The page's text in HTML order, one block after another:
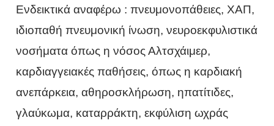
Ενδεικτικά αναφέρω : πνευμονοπάθειες, ΧΑΠ,
ιδιοπαθή πνευμονική ίνωση, νευροεκφυλιστικά
νοσήματα όπως η νόσος Αλτσχάιμερ,
καρδιαγγειακές παθήσεις, όπως η καρδιακή
ανεπάρκεια, αθηροσκλήρωση, ηπατίτιδες,
γλαύκωμα, καταρράκτη, εκφύλιση ωχράς